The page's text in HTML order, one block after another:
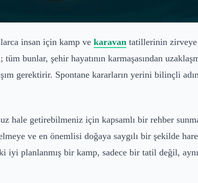
insan için kamp ve karavan tatillerinin zirveye
tüm bunlar, şehir hayatının karmaşasından
gerektirir. Spontane kararların yerini bilinçli
hale getirebilmeniz için kapsamlı bir rehber
ve en önemlisi doğaya saygılı bir şekilde
planlanmış bir kamp, sadece bir tatil değil,